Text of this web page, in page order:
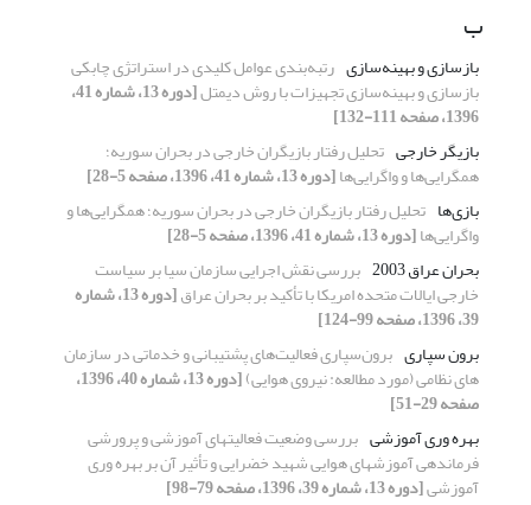
ب
بازسازی و بهینه‌سازی رتبه‌بندی عوامل کلیدی در استراتژی چابکی
بازسازی و بهینه‌سازی تجهیزات با روش دیمتل [دوره 13، شماره 41،
1396، صفحه 111-132]
بازیگر خارجی تحلیل رفتار بازیگران خارجی در بحران سوریه؛
همگرایی‌ها و واگرایی‌ها[دوره 13، شماره 41، 1396، صفحه 5-28]
بازی‌ها تحلیل رفتار بازیگران خارجی در بحران سوریه؛ همگرایی‌ها و
واگرایی‌ها[دوره 13، شماره 41، 1396، صفحه 5-28]
بحران عراق 2003
بررسی نقش اجرایی سازمان سیا بر سیاست
خارجی ایالات متحده امریکا با تأکید بر بحران عراق [دوره 13، شماره
39، 1396، صفحه 99-124]
برون سپاری برون‌سپاری فعالیت‌های پشتیبانی و خدماتی در سازمان
های نظامی (مورد مطالعه: نیروی هوایی) [دوره 13، شماره 40، 1396،
صفحه 29-51]
بهره وری آموزشی بررسی وضعیت فعالیتهای آموزشی و پرورشی
فرماندهی آموزشهای هوایی شهید خضرایی و تأثیر آن بر بهره وری
آموزشی[دوره 13، شماره 39، 1396، صفحه 79-98]